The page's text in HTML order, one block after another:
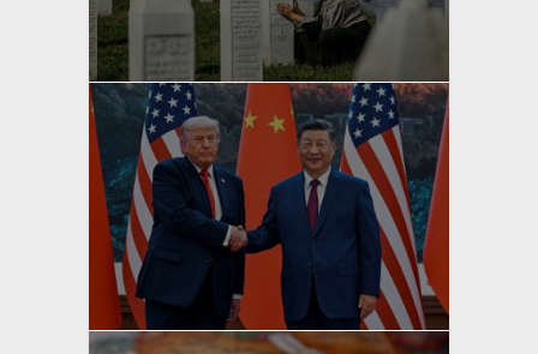
yazan
Bahri Ak
yazan
Bahri Ak